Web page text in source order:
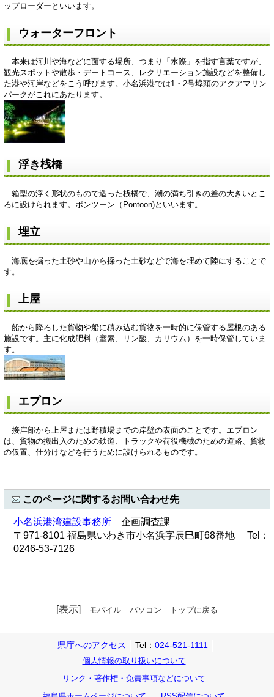
ップローダーといいます。
ウォーターフロント
本来は河川や海などに面する場所、つまり「水際」を指す言葉ですが、
観光スポットや散歩・デートコース、レクリエーション施設などを整備し
た港や河岸などをこう呼びます。小名浜港では1・2号埠頭のアクアマリン
パークがこれにあたります。
浮き桟橋
箱型の浮く形状のもので造った桟橋で、潮の満ち引きの差の大きいとこ
ろに設けられます。ポンツーン（Pontoon)といいます。
埋立
海底を掘った土砂や山から採った土砂などで海を埋めて陸にすることで
す。
上屋
船から降ろした貨物や船に積み込む貨物を一時的に保管する屋根のある
施設です。主に化成肥料（窒素、リン酸、カリウム）を一時保管していま
す。
エプロン
接岸部から上屋または野積場までの岸壁の表面のことです。エプロン
は、貨物の搬出入のための鉄道、トラックや荷役機械のための道路、貨物
の仮置、仕分けなどを行うために設けられるものです。
このページに関するお問い合わせ先
小名浜港湾建設事務所 企画調査課
〒971-8101 福島県いわき市小名浜字辰巳町68番地 Tel：
0246-53-7126
[表示] モバイル パソコン トップに戻る
県庁へのアクセス Tel： 024-521-1111
個人情報の取り扱いについて
リンク・著作権・免責事項などについて